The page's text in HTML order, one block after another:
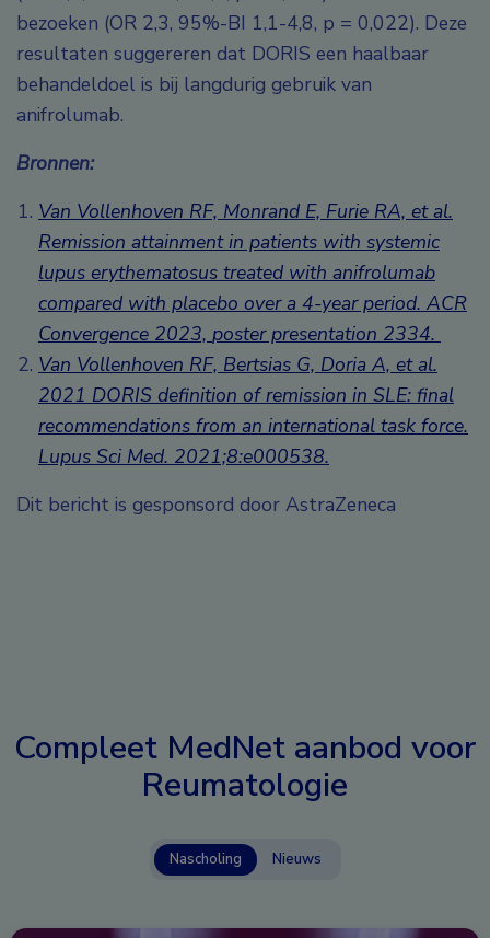
bezoeken (OR 2,3, 95%-BI 1,1-4,8, p = 0,022). Deze
resultaten suggereren dat DORIS een haalbaar
behandeldoel is bij langdurig gebruik van
anifrolumab.
Bronnen:
Van Vollenhoven RF, Monrand E, Furie RA, et al.
Remission attainment in patients with systemic
lupus erythematosus treated with anifrolumab
compared with placebo over a 4-year period. ACR
Convergence 2023, poster presentation 2334.
Van Vollenhoven RF, Bertsias G, Doria A, et al.
2021 DORIS definition of remission in SLE: final
recommendations from an international task force.
Lupus Sci Med. 2021;8:e000538.
Dit bericht is gesponsord door AstraZeneca
Compleet MedNet aanbod voor
Reumatologie
Nascholing Nieuws